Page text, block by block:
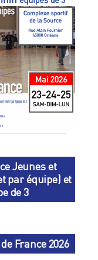
Jeunes et
par équipe) et
de 3
France 2026